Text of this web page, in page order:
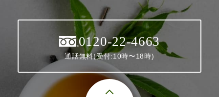
0120-22-4663
通話無料(受付:10時〜18時)